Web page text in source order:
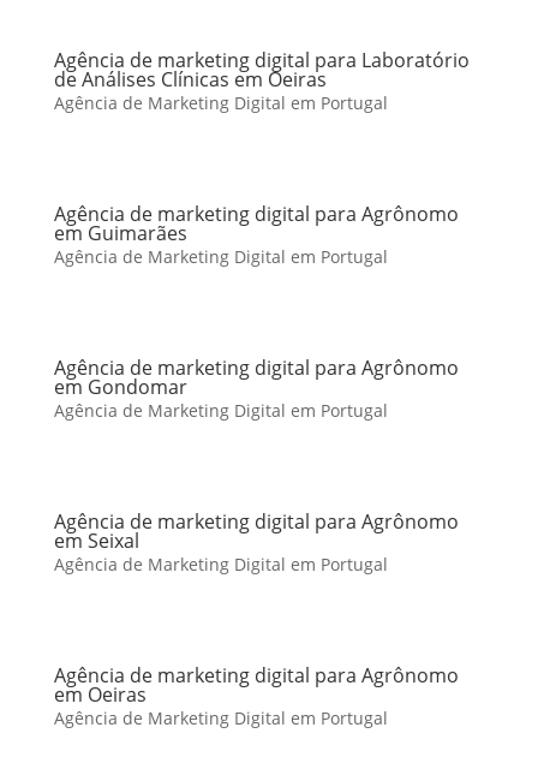
Agência de marketing digital para Laboratório
de Análises Clínicas em Oeiras
Agência de Marketing Digital em Portugal
Agência de marketing digital para Agrônomo
em Guimarães
Agência de Marketing Digital em Portugal
Agência de marketing digital para Agrônomo
em Gondomar
Agência de Marketing Digital em Portugal
Agência de marketing digital para Agrônomo
em Seixal
Agência de Marketing Digital em Portugal
Agência de marketing digital para Agrônomo
em Oeiras
Agência de Marketing Digital em Portugal